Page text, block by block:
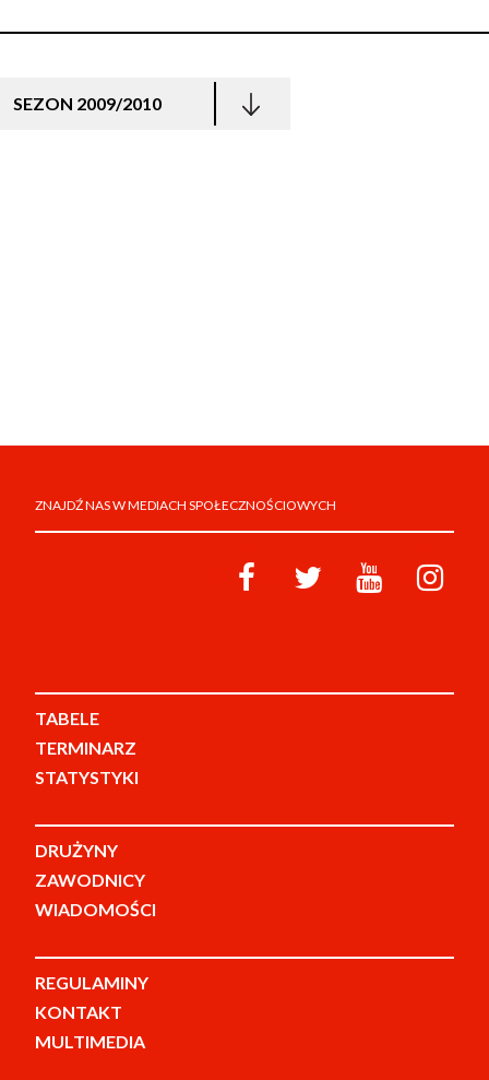
SEZON 2009/2010
ZNAJDŹ NAS W MEDIACH SPOŁECZNOŚCIOWYCH
TABELE
TERMINARZ
STATYSTYKI
DRUŻYNY
ZAWODNICY
WIADOMOŚCI
REGULAMINY
KONTAKT
MULTIMEDIA